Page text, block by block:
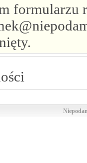
formularzu